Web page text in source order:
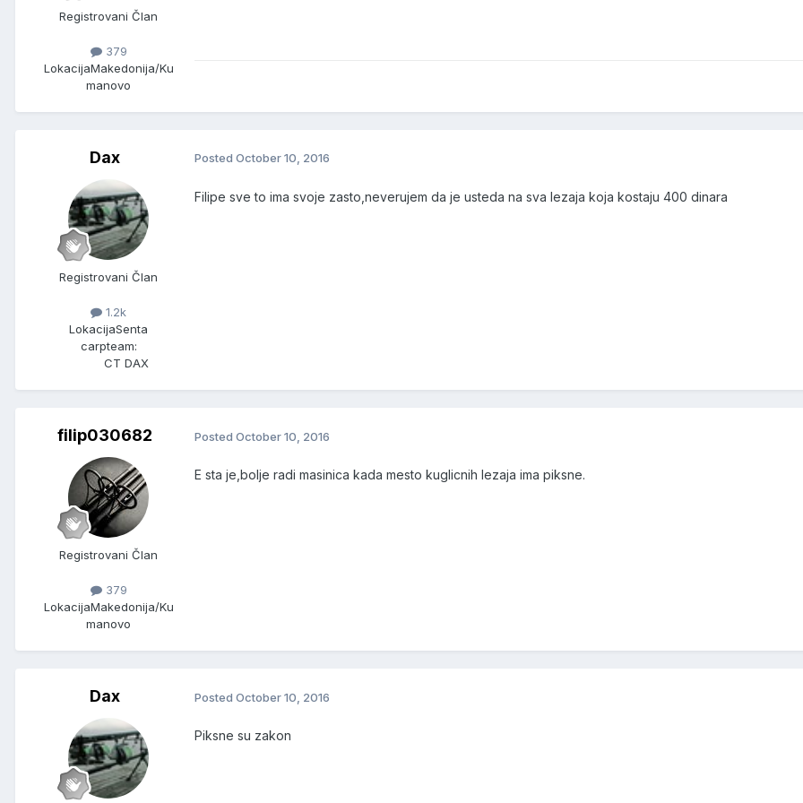
Registrovani Član
379
LokacijaMakedonija/Ku
manovo
Dax
Registrovani Član
1.2k
LokacijaSenta
carpteam:
CT DAX
Posted October 10, 2016
Filipe sve to ima svoje zasto,neverujem da je usteda na sva lezaja koja kostaju 400 dinara
filip030682
Registrovani Član
379
LokacijaMakedonija/Ku
manovo
Posted October 10, 2016
E sta je,bolje radi masinica kada mesto kuglicnih lezaja ima piksne.
Dax Posted October 10, 2016
Piksne su zakon